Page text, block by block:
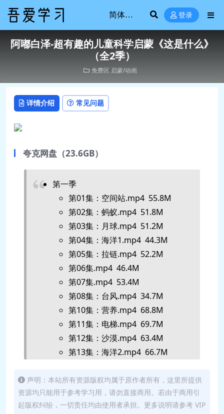
登录
阿嘟白泽-超有趣的儿童科学启蒙《这是什么》
（全2季）
免费区 启蒙/动画
详情介绍 常见问题
夸克网盘（23.6GB）
第一季
第01集：空间站.mp4 55.8M
第02集：蚂蚁.mp4 51.8M
第03集：月球.mp4 51.2M
第04集：海洋1.mp4 44.3M
第05集：拉链.mp4 52.2M
第06集.mp4 46.4M
第07集.mp4 53.4M
第08集：台风.mp4 34.7M
第10集：营养.mp4 68.8M
第11集：电梯.mp4 69.7M
第12集：沙漠.mp4 63.4M
第13集：海洋2.mp4 66.7M
第15集：南极.mp4 220.7M
第16集：危险.mp4 63.7M
第17集：磁悬浮列车.mp4 63.7M
声明：本站所有资源版权均属于原作者所有，这里所提供
资源均只能用于参考学习用，请勿直接商用。若由于商用引
起版权纠纷，一切责任均由使用者承担。更多说明请参考 VIP